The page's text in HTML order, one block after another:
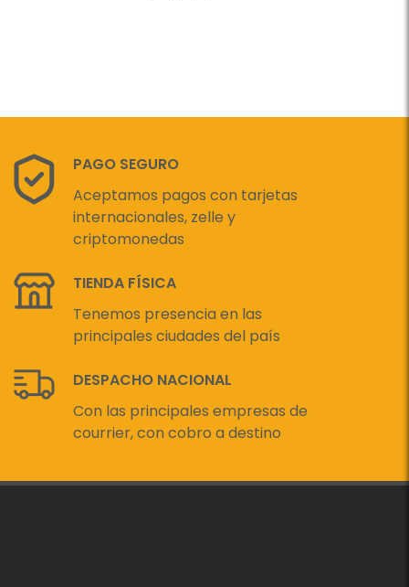
PAGO SEGURO
Aceptamos pagos con tarjetas
internacionales, zelle y
criptomonedas
TIENDA FÍSICA
Tenemos presencia en las
principales ciudades del país
DESPACHO NACIONAL
Con las principales empresas de
courrier, con cobro a destino